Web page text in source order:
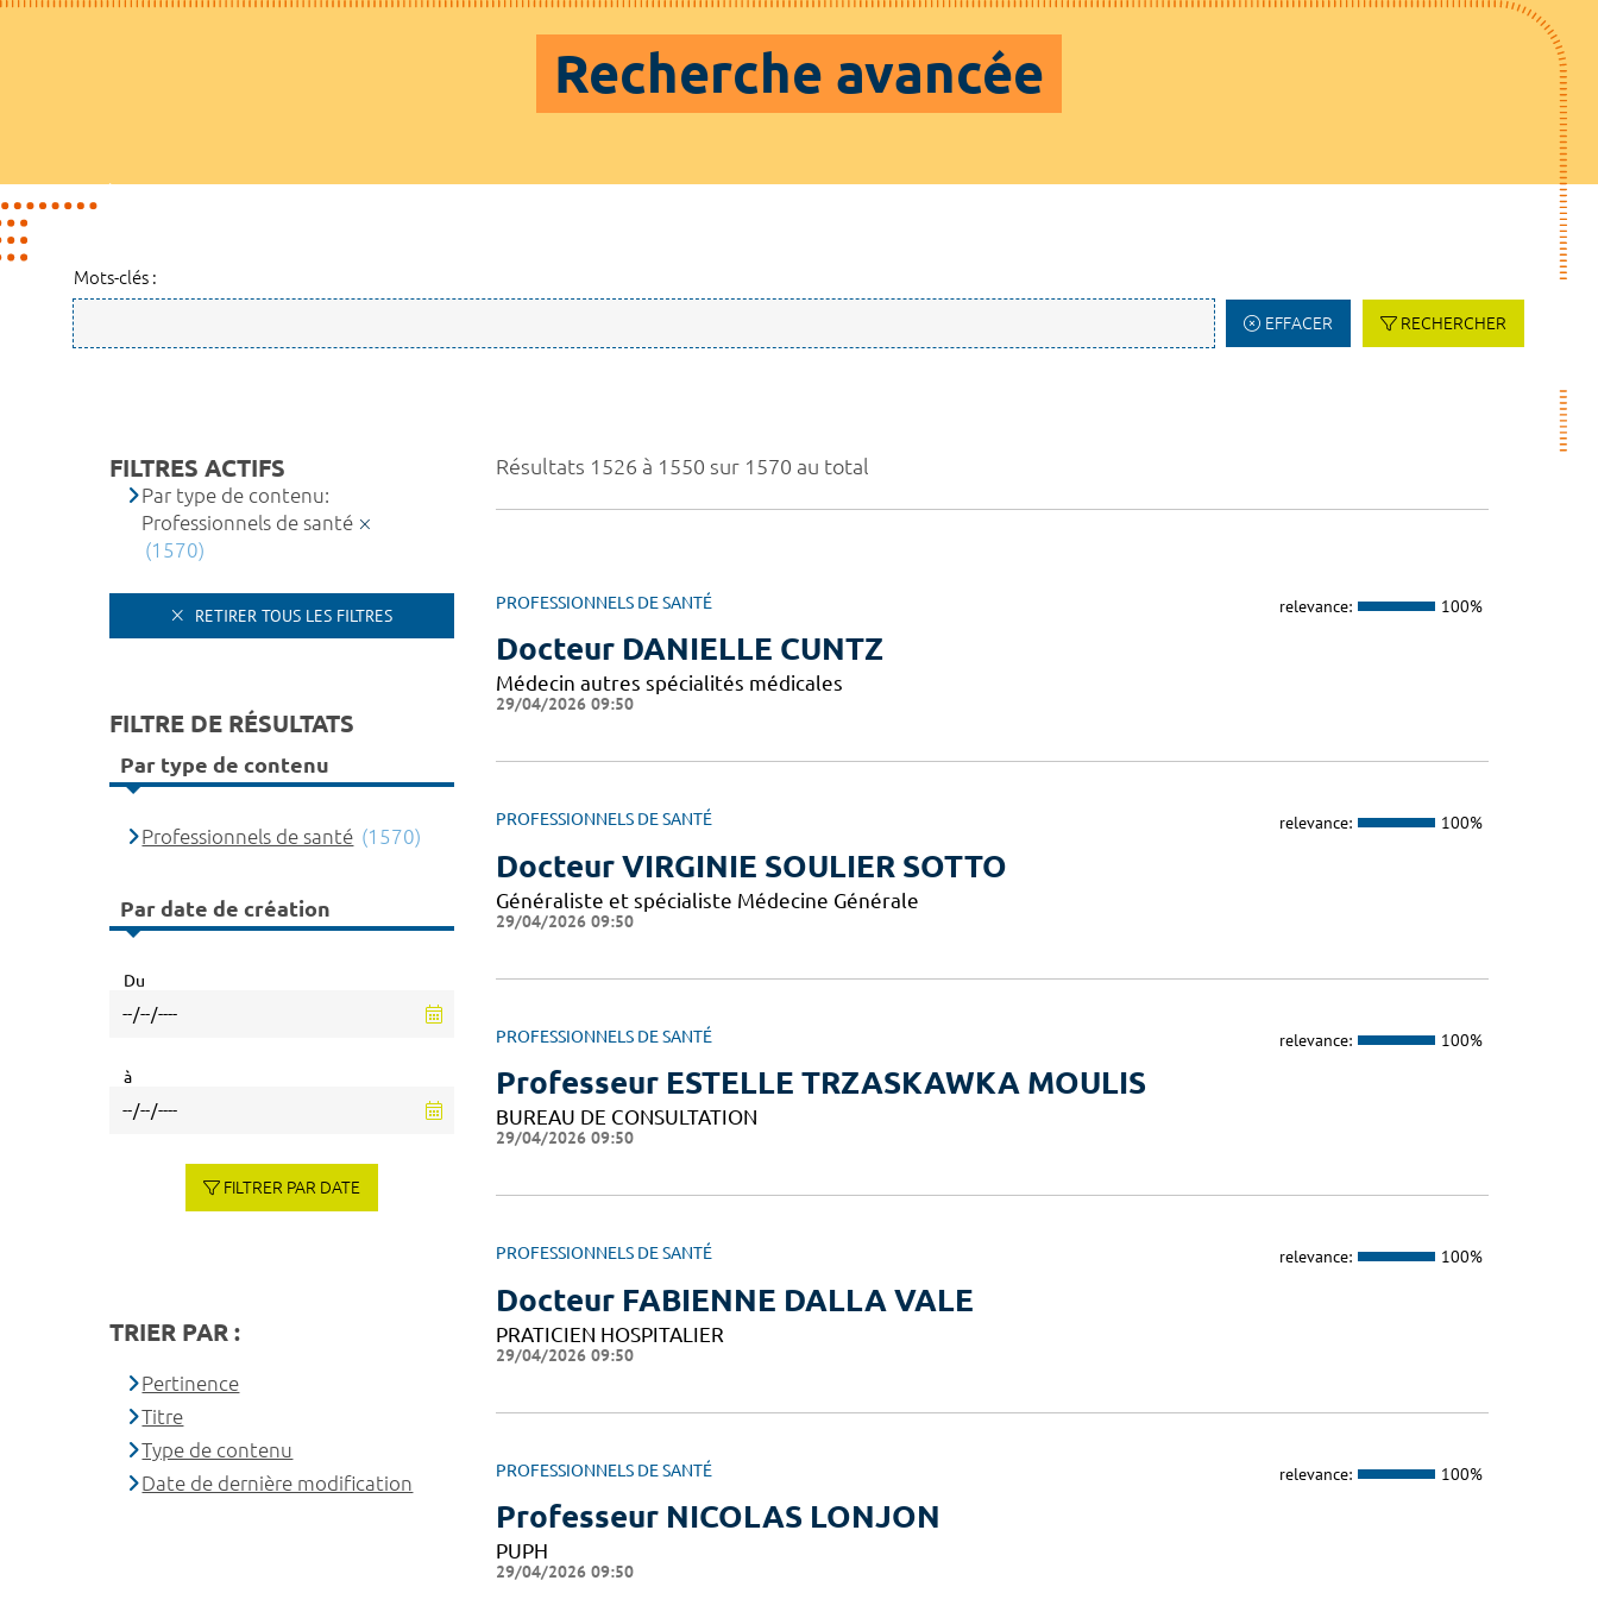
Recherche avancée
Mots-clés :
EFFACER RECHERCHER
Résultats 1526 à 1550 sur 1570 au total
PROFESSIONNELS DE SANTÉ relevance: 100%
Docteur DANIELLE CUNTZ
Médecin autres spécialités médicales
29/04/2026 09:50
PROFESSIONNELS DE SANTÉ relevance: 100%
Docteur VIRGINIE SOULIER SOTTO
Généraliste et spécialiste Médecine Générale
29/04/2026 09:50
PROFESSIONNELS DE SANTÉ relevance: 100%
Professeur ESTELLE TRZASKAWKA MOULIS
BUREAU DE CONSULTATION
29/04/2026 09:50
PROFESSIONNELS DE SANTÉ relevance: 100%
Docteur FABIENNE DALLA VALE
PRATICIEN HOSPITALIER
29/04/2026 09:50
PROFESSIONNELS DE SANTÉ relevance: 100%
Professeur NICOLAS LONJON
PUPH
29/04/2026 09:50
FILTRES ACTIFS
Par type de contenu:
Professionnels de santé
(1570)
RETIRER TOUS LES FILTRES
FILTRE DE RÉSULTATS
Par type de contenu
Professionnels de santé (1570)
Par date de création
Du
à
FILTRER PAR DATE
TRIER PAR :
Pertinence
Titre
Type de contenu
Date de dernière modification